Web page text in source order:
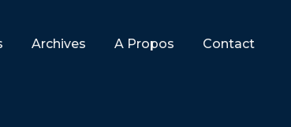
Archives A Propos Contact